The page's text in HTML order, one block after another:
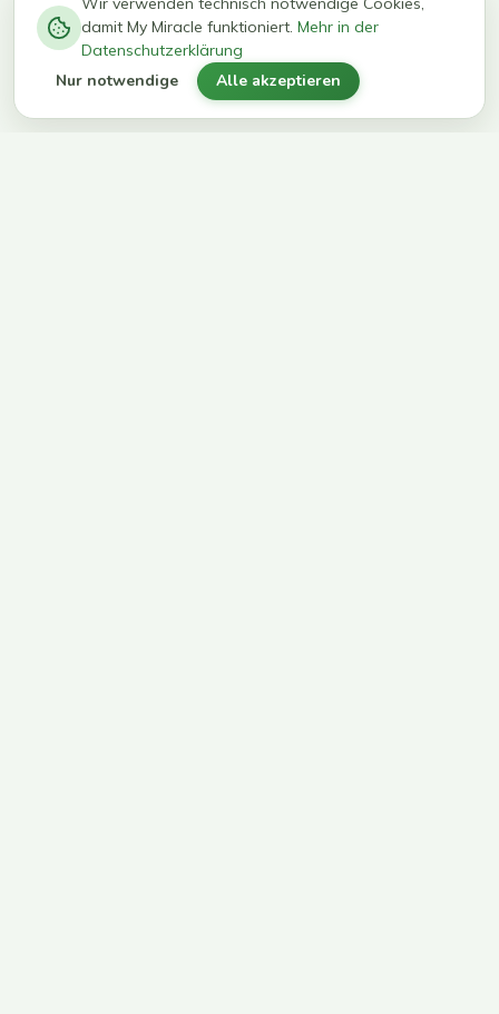
kg in 12
Wochen
erreichen
ihr Ziel
damit My Miracle funktioniert. Mehr in der
Datenschutzerklärung
Nur notwendige Alle akzeptieren